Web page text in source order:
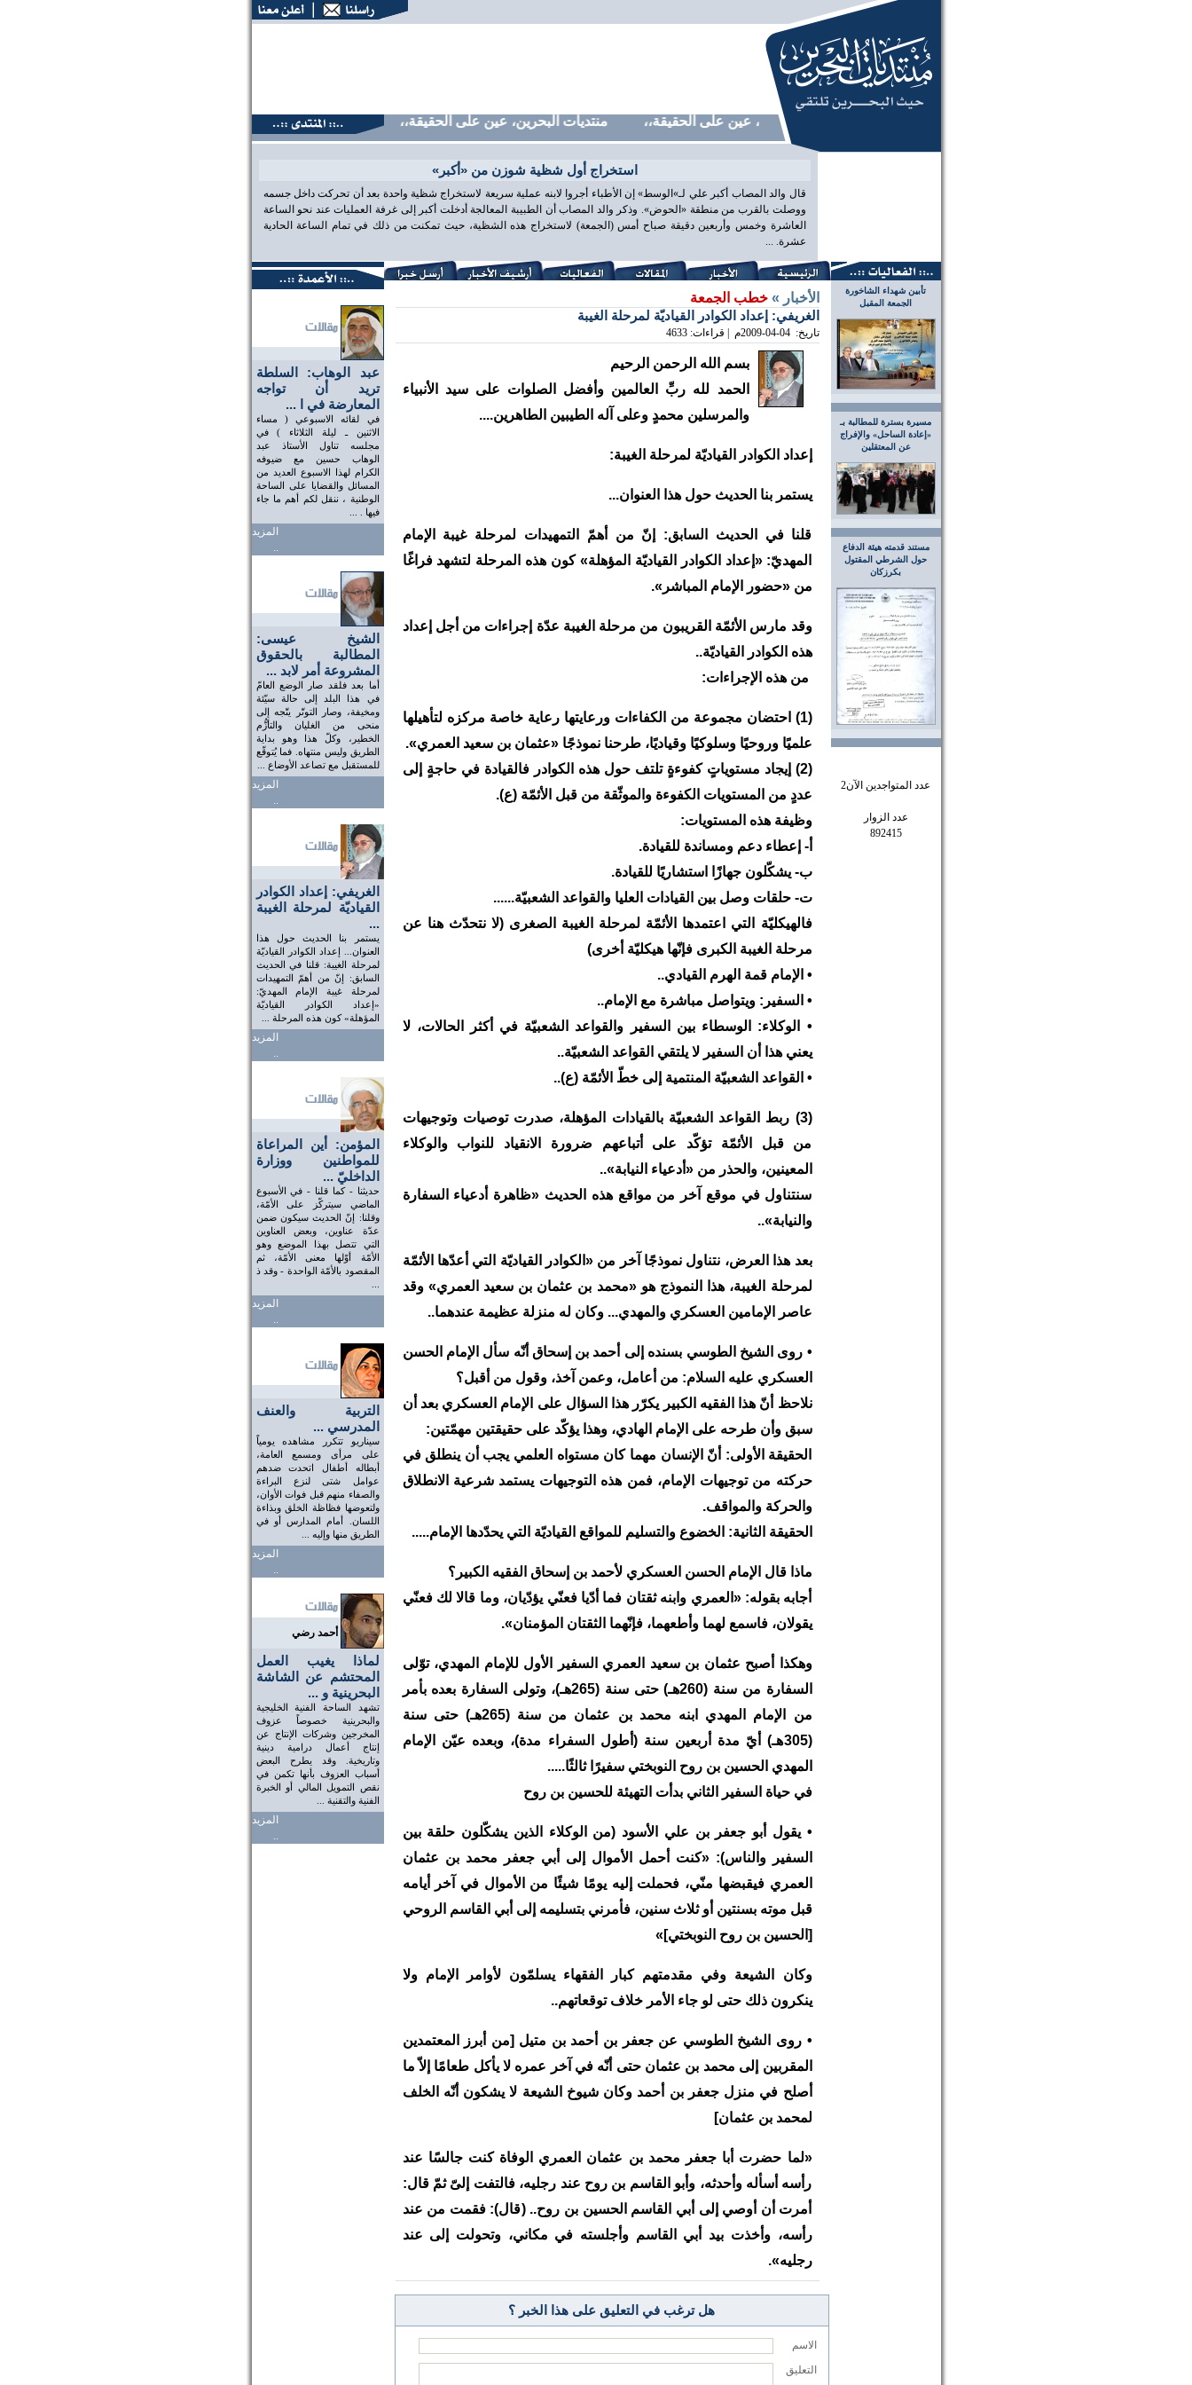
منتديات البحرين، عين على الحقيقة،، منتديات البحرين، عين على الحقيقة،، منتديات البحرين، عين على الحقيقة،، منتديات البحرين، عين على
استخراج أول شظية شوزن من «أكبر»
قال والد المصاب أكبر علي لـ»الوسط» إن الأطباء أجروا لابنه عملية سريعة لاستخراج شظية واحدة بعد أن تحركت داخل جسمه
ووصلت بالقرب من منطقة «الحوض». وذكر والد المصاب أن الطبيبة المعالجة أدخلت أكبر إلى غرفة العمليات عند نحو الساعة
العاشرة وخمس وأربعين دقيقة صباح أمس (الجمعة) لاستخراج هذه الشظية، حيث تمكنت من ذلك في تمام الساعة الحادية
عشرة. ...
تأبين شهداء الشاخورة
الجمعة المقبل
مسيرة بسترة للمطالبة بـ
«إعادة الساحل» والإفراج
عن المعتقلين
مستند قدمته هيئة الدفاع
حول الشرطي المقتول
بكرزكان
عدد المتواجدين الآن2
عدد الزوار
892415
عبد الوهاب: السلطة
تريد أن تواجه
المعارضة في ا ...
في لقائه الاسبوعي ( مساء
الاثنين ـ ليلة الثلاثاء ) في
مجلسه تناول الأستاذ عبد
الوهاب حسين مع ضيوفه
الكرام لهذا الاسبوع العديد من
المسائل والقضايا على الساحة
الوطنية ، ننقل لكم أهم ما جاء
فيها . ...
المزيد
..
الشيخ عيسى:
المطالبة بالحقوق
المشروعة أمر لابد ...
أما بعد فلقد صار الوضع العامّ
في هذا البلد إلى حالة سيّئة
ومخيفة، وصار التوتّر يتّجه إلى
منحى من الغليان والتأزُّم
الخطير، وكلّ هذا وهو بداية
الطريق وليس منتهاه. فما يُتوقّع
للمستقبل مع تصاعد الأوضاع ...
المزيد
..
الغريفي: إعداد الكوادر
القياديّة لمرحلة الغيبة
...
يستمر بنا الحديث حول هذا
العنوان... إعداد الكوادر القياديّة
لمرحلة الغيبة: قلنا في الحديث
السابق: إنّ من أهمّ التمهيدات
لمرحلة غيبة الإمام المهديّ:
«إعداد الكوادر القياديّة
المؤهلة» كون هذه المرحلة ...
المزيد
..
المؤمن: أين المراعاة
للمواطنين ووزارة
الداخليّ ...
حديثنا - كما قلنا - في الأسبوع
الماضي سيتركّز على الأمّة،
وقلنا: إنّ الحديث سيكون ضمن
عدّة عناوين، وبعض العناوين
التي تتصل بهذا الموضع وهو
الأمّة أوّلها معنى الأمّة، ثم
المقصود بالأمّة الواحدة - وقد ذ
المزيد
..
التربية والعنف
المدرسي ...
سيناريو تتكرر مشاهده يومياً
على مرأى ومسمع العامة،
أبطاله أطفال اتحدت ضدهم
عوامل شتى لنزع البراءة
والصفاء منهم قبل فوات الأوان،
ولتعوضها فظاظة الخلق وبذاءة
اللسان. أمام المدارس أو في
الطريق منها وإليه ...
المزيد
..
أحمد رضي
لماذا يغيب العمل
المحتشم عن الشاشة
البحرينية و ...
تشهد الساحة الفنية الخليجية
والبحرينية خصوصاً عزوف
المخرجين وشركات الإنتاج عن
إنتاج أعمال درامية دينية
وتاريخية. وقد يطرح البعض
أسباب العزوف بأنها تكمن في
نقص التمويل المالي أو الخبرة
الفنية والتقنية ...
المزيد
..
الأخبار »خطب الجمعة
الغريفي: إعداد الكوادر القياديّة لمرحلة الغيبة
تاريخ: 2009-04-04م | قراءات: 4633
بسم الله الرحمن الرحيم
الحمد لله ربِّ العالمين وأفضل الصلوات على سيد الأنبياء
والمرسلين محمدٍ وعلى آله الطيبين الطاهرين....
إعداد الكوادر القياديّة لمرحلة الغيبة:
يستمر بنا الحديث حول هذا العنوان...
قلنا في الحديث السابق: إنّ من أهمّ التمهيدات لمرحلة غيبة الإمام
المهديّ: «إعداد الكوادر القياديّة المؤهلة» كون هذه المرحلة لتشهد فراغًا
من «حضور الإمام المباشر».
وقد مارس الأئمّة القريبون من مرحلة الغيبة عدّة إجراءات من أجل إعداد
هذه الكوادر القياديّة..
من هذه الإجراءات:
(1) احتضان مجموعة من الكفاءات ورعايتها رعاية خاصة مركزه لتأهيلها
علميًا وروحيًا وسلوكيًا وقياديًا، طرحنا نموذجًا «عثمان بن سعيد العمري».
(2) إيجاد مستوياتٍ كفوءةٍ تلتف حول هذه الكوادر فالقيادة في حاجةٍ إلى
عددٍ من المستويات الكفوءة والموثّقة من قبل الأئمّة (ع).
وظيفة هذه المستويات:
أ‌- إعطاء دعم ومساندة للقيادة.
ب‌- يشكّلون جهازًا استشاريًا للقيادة.
ت‌- حلقات وصل بين القيادات العليا والقواعد الشعبيّة......
فالهيكليّة التي اعتمدها الأئمّة لمرحلة الغيبة الصغرى (لا نتحدّث هنا عن
مرحلة الغيبة الكبرى فإنّها هيكليّة أخرى)
• الإمام قمة الهرم القيادي..
• السفير: ويتواصل مباشرة مع الإمام..
• الوكلاء: الوسطاء بين السفير والقواعد الشعبيّة في أكثر الحالات، لا
يعني هذا أن السفير لا يلتقي القواعد الشعبيّة..
• القواعد الشعبيّة المنتمية إلى خطّ الأئمّة (ع)..
(3) ربط القواعد الشعبيّة بالقيادات المؤهلة، صدرت توصيات وتوجيهات
من قبل الأئمّة تؤكّد على أتباعهم ضرورة الانقياد للنواب والوكلاء
المعينين، والحذر من «أدعياء النيابة»..
سنتناول في موقع آخر من مواقع هذه الحديث «ظاهرة أدعياء السفارة
والنيابة»..
بعد هذا العرض، نتناول نموذجًا آخر من «الكوادر القياديّة التي أعدّها الأئمّة
لمرحلة الغيبة، هذا النموذج هو «محمد بن عثمان بن سعيد العمري» وقد
عاصر الإمامين العسكري والمهدي... وكان له منزلة عظيمة عندهما..
• روى الشيخ الطوسي بسنده إلى أحمد بن إسحاق أنّه سأل الإمام الحسن
العسكري عليه السلام: من أعامل، وعمن آخذ، وقول من أقبل؟
نلاحظ أنّ هذا الفقيه الكبير يكرّر هذا السؤال على الإمام العسكري بعد أن
سبق وأن طرحه على الإمام الهادي، وهذا يؤكّد على حقيقتين مهمّتين:
الحقيقة الأولى: أنّ الإنسان مهما كان مستواه العلمي يجب أن ينطلق في
حركته من توجيهات الإمام، فمن هذه التوجيهات يستمد شرعية الانطلاق
والحركة والمواقف.
الحقيقة الثانية: الخضوع والتسليم للمواقع القياديّة التي يحدّدها الإمام.....
ماذا قال الإمام الحسن العسكري لأحمد بن إسحاق الفقيه الكبير؟
أجابه بقوله: «العمري وابنه ثقتان فما أدّيا فعنّي يؤدّيان، وما قالا لك فعنّي
يقولان، فاسمع لهما وأطعهما، فإنّهما الثقتان المؤمنان».
وهكذا أصبح عثمان بن سعيد العمري السفير الأول للإمام المهدي، توّلى
السفارة من سنة (260هـ) حتى سنة (265هـ)، وتولى السفارة بعده بأمر
من الإمام المهدي ابنه محمد بن عثمان من سنة (265هـ) حتى سنة
(305هـ) أيّ مدة أربعين سنة (أطول السفراء مدة)، وبعده عيّن الإمام
المهدي الحسين بن روح النوبختي سفيرًا ثالثًا.....
في حياة السفير الثاني بدأت التهيئة للحسين بن روح
• يقول أبو جعفر بن علي الأسود (من الوكلاء الذين يشكّلون حلقة بين
السفير والناس): «كنت أحمل الأموال إلى أبي جعفر محمد بن عثمان
العمري فيقبضها منّي، فحملت إليه يومًا شيئًا من الأموال في آخر أيامه
قبل موته بسنتين أو ثلاث سنين، فأمرني بتسليمه إلى أبي القاسم الروحي
[الحسين بن روح النوبختي]»
وكان الشيعة وفي مقدمتهم كبار الفقهاء يسلمّون لأوامر الإمام ولا
ينكرون ذلك حتى لو جاء الأمر خلاف توقعاتهم..
• روى الشيخ الطوسي عن جعفر بن أحمد بن متيل [من أبرز المعتمدين
المقربين إلى محمد بن عثمان حتى أنّه في آخر عمره لا يأكل طعامًا إلاّ ما
أصلح في منزل جعفر بن أحمد وكان شيوخ الشيعة لا يشكون أنّه الخلف
لمحمد بن عثمان]
«لما حضرت أبا جعفر محمد بن عثمان العمري الوفاة كنت جالسًا عند
رأسه أسأله وأحدثه، وأبو القاسم بن روح عند رجليه، فالتفت إلىّ ثمّ قال:
أمرت أن أوصي إلى أبي القاسم الحسين بن روح.. (قال): فقمت من عند
رأسه، وأخذت بيد أبي القاسم وأجلسته في مكاني، وتحولت إلى عند
رجليه».
هل ترغب في التعليق على هذا الخبر ؟
الاسم
التعليق